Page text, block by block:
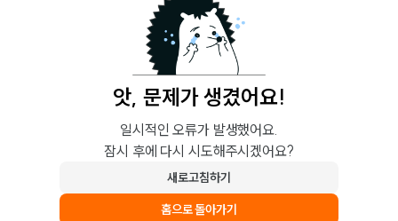
앗, 문제가 생겼어요!
일시적인 오류가 발생했어요.
잠시 후에 다시 시도해주시겠어요?
새로고침하기
홈으로 돌아가기